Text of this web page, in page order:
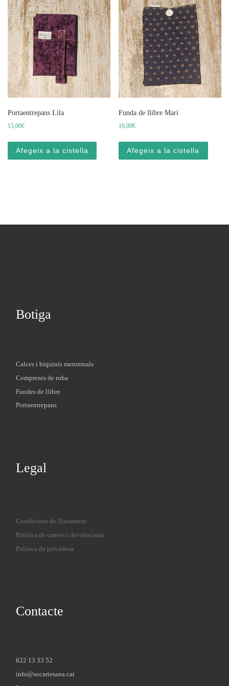
Portaentrepans Lila
15,00€
Afegeix a la cistella
Funda de llibre Marí
16,00€
Afegeix a la cistella
Botiga
Calces i biquinis menstruals
Compreses de roba
Fundes de llibre
Portaentrepans
Legal
Condicions de lliurament
Política de canvis i devolucions
Política de privadesa
Contacte
622 13 33 52
info@socartesana.cat